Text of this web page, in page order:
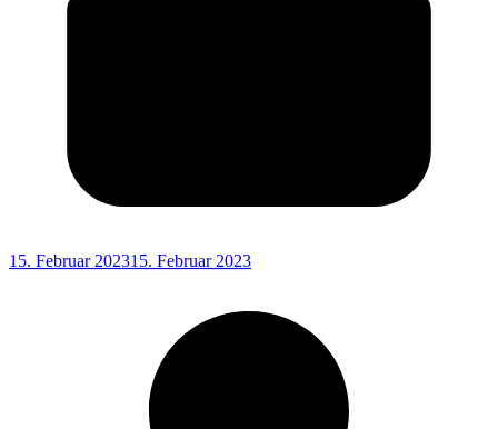
15. Februar 202315. Februar 2023